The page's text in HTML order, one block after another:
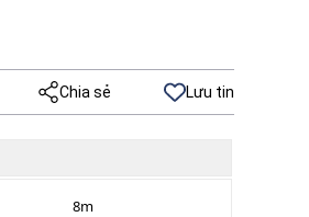
Chia sẻ Lưu tin
8m